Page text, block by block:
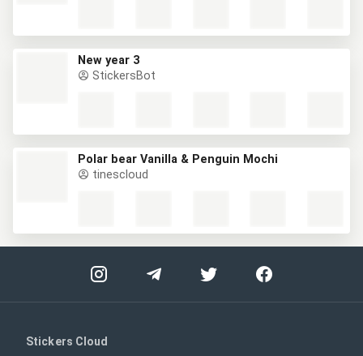
New year 3
StickersBot
Polar bear Vanilla & Penguin Mochi
tinescloud
Stickers Cloud